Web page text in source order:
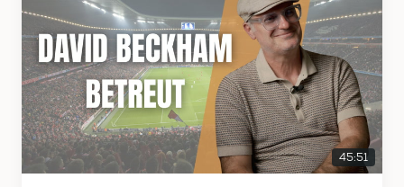
45:51